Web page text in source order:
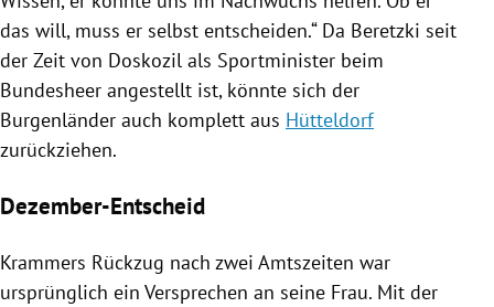
das will, muss er selbst entscheiden.“ Da Beretzki seit
der Zeit von Doskozil als Sportminister beim
Bundesheer angestellt ist, könnte sich der
Burgenländer auch komplett aus Hütteldorf
zurückziehen.
Dezember-Entscheid
Krammers Rückzug nach zwei Amtszeiten war
ursprünglich ein Versprechen an seine Frau. Mit der